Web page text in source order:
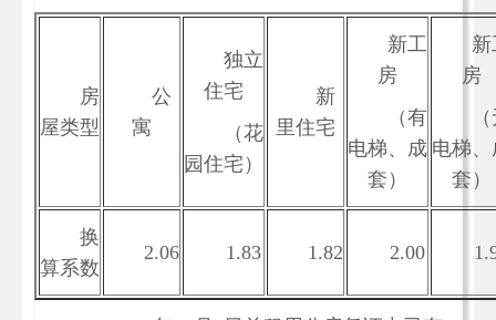
房
屋类型
公
寓
独立
住宅
（花
园住宅）
新
里住宅
新工
房
（有
电梯、成
套）
新
房
电梯、
套）
换
算系数
2.06 1.83 1.82 2.00